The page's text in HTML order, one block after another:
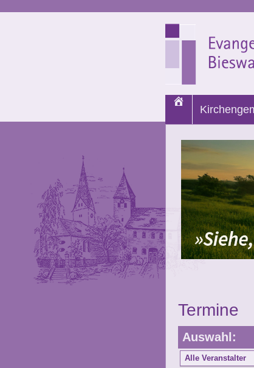
Start
Termine
Auswahl: